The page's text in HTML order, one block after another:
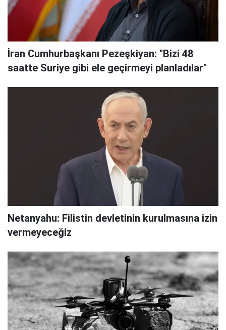
İran Cumhurbaşkanı Pezeşkiyan: "Bizi 48
saatte Suriye gibi ele geçirmeyi planladılar"
Netanyahu: Filistin devletinin kurulmasına izin
vermeyeceğiz